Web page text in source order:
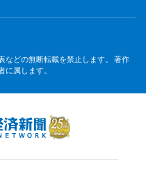
などの無断転載を禁止します。 著作
属します。